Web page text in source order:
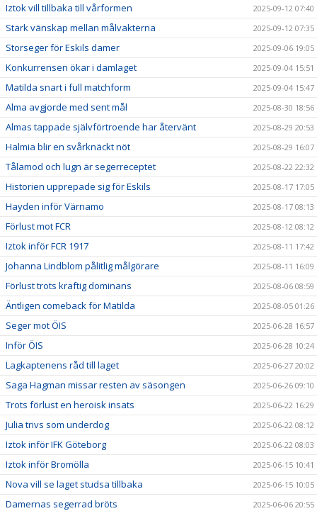
Iztok vill tillbaka till vårformen 2025-09-12 07:40
Stark vänskap mellan målvakterna 2025-09-12 07:35
Storseger för Eskils damer 2025-09-06 19:05
Konkurrensen ökar i damlaget 2025-09-04 15:51
Matilda snart i full matchform 2025-09-04 15:47
Alma avgjorde med sent mål 2025-08-30 18:56
Almas tappade självförtroende har återvänt 2025-08-29 20:53
Halmia blir en svårknäckt nöt 2025-08-29 16:07
Tålamod och lugn är segerreceptet 2025-08-22 22:32
Historien upprepade sig för Eskils 2025-08-17 17:05
Hayden inför Värnamo 2025-08-17 08:13
Förlust mot FCR 2025-08-12 08:12
Iztok inför FCR 1917 2025-08-11 17:42
Johanna Lindblom pålitlig målgörare 2025-08-11 16:09
Förlust trots kraftig dominans 2025-08-06 08:59
Äntligen comeback för Matilda 2025-08-05 01:26
Seger mot ÖIS 2025-06-28 16:57
Inför ÖIS 2025-06-28 10:24
Lagkaptenens råd till laget 2025-06-27 20:02
Saga Hagman missar resten av säsongen 2025-06-26 09:10
Trots förlust en heroisk insats 2025-06-22 16:29
Julia trivs som underdog 2025-06-22 08:12
Iztok inför IFK Göteborg 2025-06-22 08:03
Iztok inför Bromölla 2025-06-15 10:41
Nova vill se laget studsa tillbaka 2025-06-15 10:05
Damernas segerrad bröts 2025-06-06 20:55